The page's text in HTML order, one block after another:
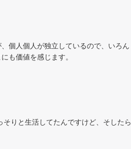
個人個人が独立しているので、いろん
も価値を感じます。
りと生活してたんですけど、そしたら